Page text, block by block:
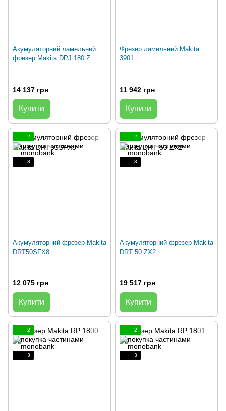
Акумуляторний ламельний
фрезер Makita DPJ 180 Z
14 137 грн
Купити
Фрезер ламельний Makita
3901
11 942 грн
Купити
2
3
Акумуляторний фрезер Makita
DRT50SFX8
12 075 грн
Купити
2
3
Акумуляторний фрезер Makita
DRT 50 ZX2
19 517 грн
Купити
2
3
2
3